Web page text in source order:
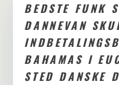
BEDSTE FUNK
DANNEVAN
BAHAMAS I
STED DANSKE